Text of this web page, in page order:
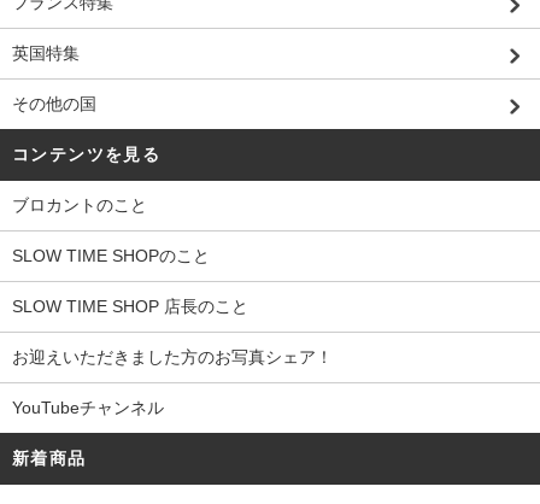
英国特集
その他の国
コンテンツを見る
ブロカントのこと
SLOW TIME SHOPのこと
SLOW TIME SHOP 店長のこと
お迎えいただきました方のお写真シェア！
YouTubeチャンネル
新着商品